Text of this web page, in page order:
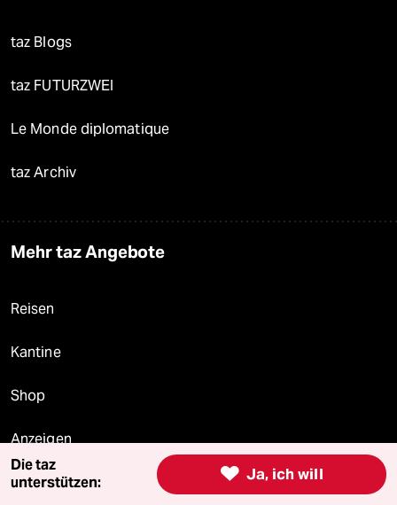
taz Blogs
taz FUTURZWEI
Le Monde diplomatique
taz Archiv
Mehr taz Angebote
Reisen
Kantine
Shop
Anzeigen
 Ja, ich will
Die taz
unterstützen: